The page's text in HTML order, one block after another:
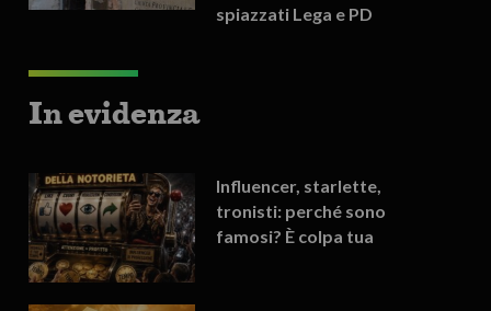
spiazzati Lega e PD
In evidenza
Influencer, starlette,
tronisti: perché sono
famosi? È colpa tua